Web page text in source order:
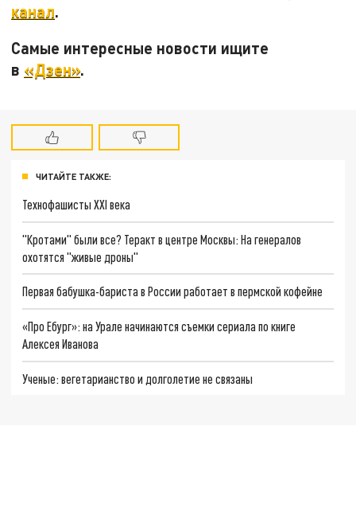
канал.
Самые интересные новости ищите
в «Дзен».
ЧИТАЙТЕ ТАКЖЕ:
Технофашисты XXI века
"Кротами" были все? Теракт в центре Москвы: На генералов
охотятся "живые дроны"
Первая бабушка-бариста в России работает в пермской кофейне
«Про Ебург»: на Урале начинаются съемки сериала по книге
Алексея Иванова
Ученые: вегетарианство и долголетие не связаны